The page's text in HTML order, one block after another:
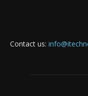
Contact us: